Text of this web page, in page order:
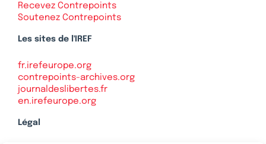
Recevez Contrepoints
Soutenez Contrepoints
Les sites de l'IREF
fr.irefeurope.org
contrepoints-archives.org
journaldeslibertes.fr
en.irefeurope.org
Légal